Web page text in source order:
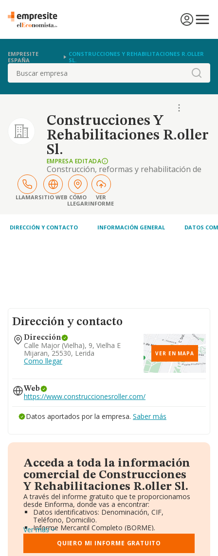
EMPRESITE
ESPAÑA
CONSTRUCCIONES Y REHABILITACIONES R.OLLER
SL.
Buscar
Construcciones Y
Rehabilitaciones R.oller
Sl.
EMPRESA EDITADA
Construcción, reformas y rehabilitación de
viviendas
LLAMARSITIO WEB CÓMO
LLEGAR
VER
INFORME
DIRECCIÓN Y CONTACTO INFORMACIÓN GENERAL DATOS
Dirección y contacto
Dirección
Calle Major (vielha), 9, Vielha E
Mijaran, 25530, Lerida
Como llegar
VER EN MAPA
Web
https://www.construccionesroller.com/
Datos aportados por la empresa. Saber más
Acceda a toda la información
comercial de Construcciones
Y Rehabilitaciones R.oller Sl.
A través del informe gratuito que te proporcionamos
desde Einforma, donde vas a encontrar:
Datos identificativos: Denominación, CIF,
Teléfono, Domicilio.
Informe Mercantil Completo (BORME).
Gráficos de Evolución Ventas y Empleados.
Consejo de Administración y Administradores.
Directivos y Ejecutivos.
Ver más
QUIERO MI INFORME GRATUITO